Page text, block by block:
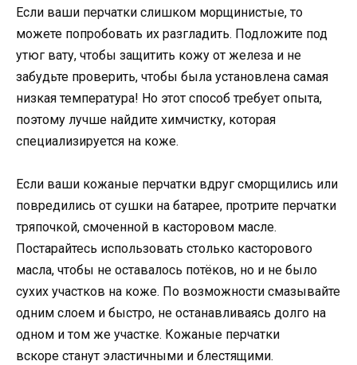
Если ваши перчатки слишком морщинистые, то
можете попробовать их разгладить. Подложите под
утюг вату, чтобы защитить кожу от железа и не
забудьте проверить, чтобы была установлена самая
низкая температура! Но этот способ требует опыта,
поэтому лучше найдите химчистку, которая
специализируется на коже.
Если ваши кожаные перчатки вдруг сморщились или
повредились от сушки на батарее, протрите перчатки
тряпочкой, смоченной в касторовом масле.
Постарайтесь использовать столько касторового
масла, чтобы не оставалось потёков, но и не было
сухих участков на коже. По возможности смазывайте
одним слоем и быстро, не останавливаясь долго на
одном и том же участке. Кожаные перчатки
вскоре станут эластичными и блестящими.